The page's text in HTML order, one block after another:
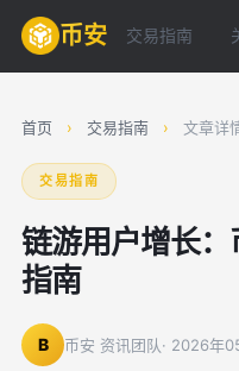
币安 交易指南
首页 › 交易指南 › 文章详
交易指南
链游用户增长
指南
B 币安 资讯团队· 2026年